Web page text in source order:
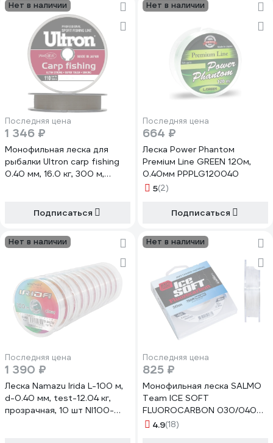
Нет в наличии
Последняя цена
1 346 ₽
Монофильная леска для
рыбалки Ultron carp fishing
0.40 мм, 16.0 кг, 300 м,
Подписаться
Нет в наличии
Последняя цена
664 ₽
Леска Power Phantoм
Preмiuм Line GREEN 120м,
0.40мм PPPLG120040
5(2)
Подписаться
Нет в наличии
Последняя цена
1 390 ₽
Леска Namazu Irida L-100 м,
d-0.40 мм, test-12.04 кг,
прозрачная, 10 шт NI100-
Нет в наличии
Последняя цена
825 ₽
Монофильная леска SALMO
Team ICE SOFT
FLUOROCARBON 030/040
TS5024-040
4.9(18)